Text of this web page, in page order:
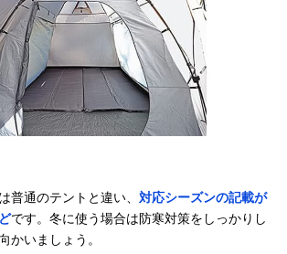
普通のテントと違い、 対応シーズンの記載が
です。冬に使う場合は防寒対策をしっかりし
かいましょう。